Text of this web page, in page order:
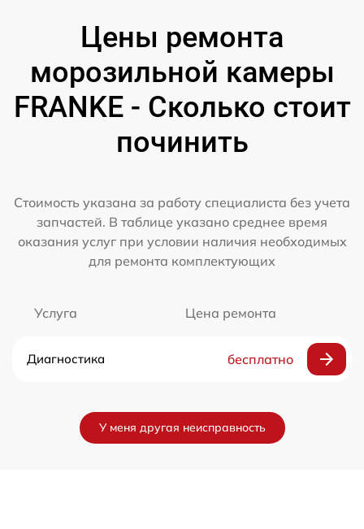
Цены ремонта
морозильной камеры
FRANKE - Сколько стоит
починить
Стоимость указана за работу специалиста без учета
запчастей. В таблице указано среднее время
оказания услуг при условии наличия необходимых
для ремонта комплектующих
Услуга Цена ремонта
Диагностика бесплатно
У меня другая неисправность